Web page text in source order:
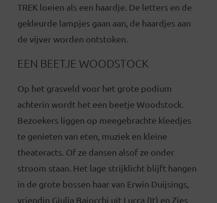
TREK loeien als een haardje. De letters en de
gekleurde lampjes gaan aan, de haardjes aan
de vijver worden ontstoken.
EEN BEETJE WOODSTOCK
Op het grasveld voor het grote podium
achterin wordt het een beetje Woodstock.
Bezoekers liggen op meegebrachte kleedjes
te genieten van eten, muziek en kleine
theateracts. Of ze dansen alsof ze onder
stroom staan. Het lage strijklicht blijft hangen
in de grote bossen haar van Erwin Duijsings,
vriendin Giulia Baiocchi uit Lucca (It) en Zies